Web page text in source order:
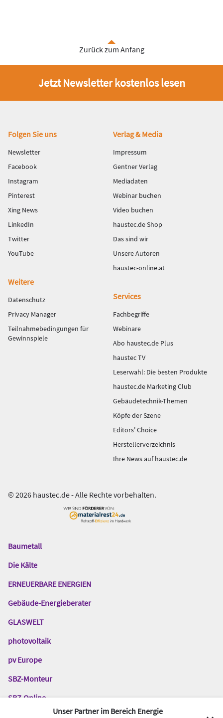
Zurück zum Anfang
Jetzt Newsletter kostenlos lesen
Fußbereich
Folgen Sie uns
Newsletter
Facebook
Instagram
Pinterest
Xing News
LinkedIn
Twitter
YouTube
Verlag & Media
Impressum
Gentner Verlag
Mediadaten
Webinar buchen
Video buchen
haustec.de Shop
Das sind wir
Unsere Autoren
haustec-online.at
Weitere
Datenschutz
Privacy Manager
Teilnahmebedingungen für
Gewinnspiele
Services
Fachbegriffe
Webinare
Abo haustec.de Plus
haustec TV
Leserwahl: Die besten Produkte
haustec.de Marketing Club
Gebäudetechnik-Themen
Köpfe der Szene
Editors' Choice
Herstellerverzeichnis
Ihre News auf haustec.de
© 2026 haustec.de - Alle Rechte vorbehalten.
Das
Gentner
Baumetall
Die Kälte
ERNEUERBARE ENERGIEN
Gebäude-Energieberater
GLASWELT
photovoltaik
pv Europe
SBZ-Monteur
SBZ-Online
Unser Partner im Bereich Energie